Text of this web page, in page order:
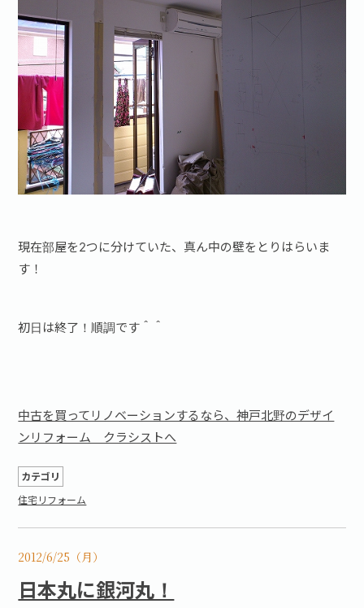
現在部屋を2つに分けていた、真ん中の壁をとりはらいま
す！
初日は終了！順調です＾＾
中古を買ってリノベーションするなら、神戸北野のデザイ
ンリフォーム クラシストへ
カテゴリ
住宅リフォーム
2012/6/25（月）
日本丸に銀河丸！